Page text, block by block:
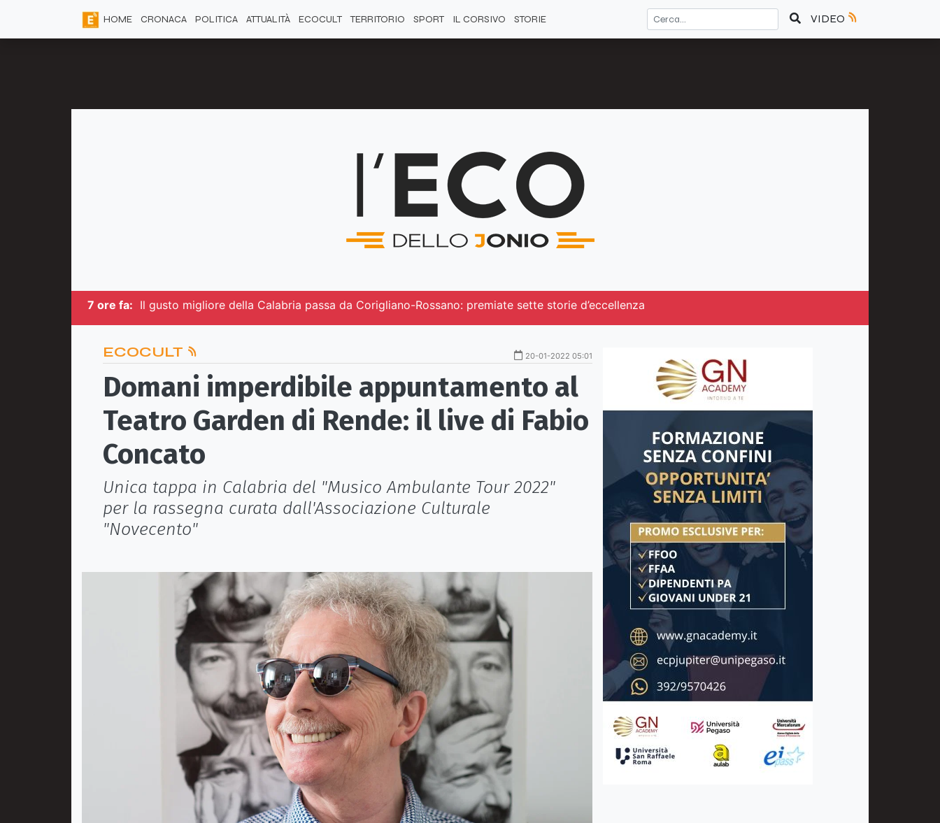
HOME CRONACA POLITICA ATTUALITÀ ECOCULT TERRITORIO SPORT IL CORSIVO STORIE VIDEO
7 ore fa: Il gusto migliore della Calabria passa da Corigliano-Rossano: premiate sette storie d’eccellenza
ECOCULT 20-01-2022 05:01
Domani imperdibile appuntamento al
Teatro Garden di Rende: il live di Fabio
Concato
Unica tappa in Calabria del "Musico Ambulante Tour 2022"
per la rassegna curata dall'Associazione Culturale
"Novecento"